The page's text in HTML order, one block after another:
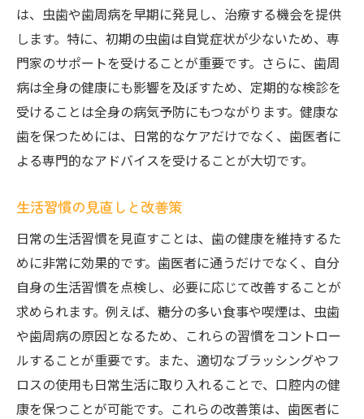
は、虫歯や歯周病を早期に発見し、治療する機会を提供
します。特に、初期の虫歯は自覚症状が少ないため、専
門家のサポートを受けることが重要です。さらに、歯周
病は全身の健康にも影響を及ぼすため、定期的な検診を
受けることは全身の病気予防にもつながります。健康な
歯を保つためには、日常的なケアだけでなく、歯医者に
よる専門的なアドバイスを受けることが大切です。
生活習慣の見直しと改善策
日常の生活習慣を見直すことは、歯の健康を維持するた
めに非常に効果的です。歯医者に通うだけでなく、自分
自身の生活習慣を点検し、必要に応じて改善することが
求められます。例えば、糖分の多い食事や喫煙は、虫歯
や歯周病の原因となるため、これらの習慣をコントロー
ルすることが重要です。また、適切なブラッシングやフ
ロスの使用も日常生活に取り入れることで、口腔内の健
康を保つことが可能です。これらの改善策は、歯医者に